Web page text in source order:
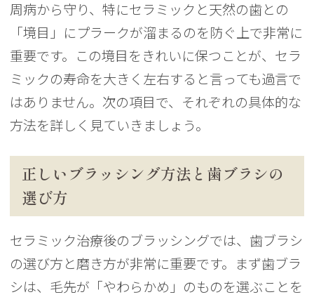
周病から守り、特にセラミックと天然の歯との
「境目」にプラークが溜まるのを防ぐ上で非常に
重要です。この境目をきれいに保つことが、セラ
ミックの寿命を大きく左右すると言っても過言で
はありません。次の項目で、それぞれの具体的な
方法を詳しく見ていきましょう。
正しいブラッシング方法と歯ブラシの
選び方
セラミック治療後のブラッシングでは、歯ブラシ
の選び方と磨き方が非常に重要です。まず歯ブラ
シは、毛先が「やわらかめ」のものを選ぶことを